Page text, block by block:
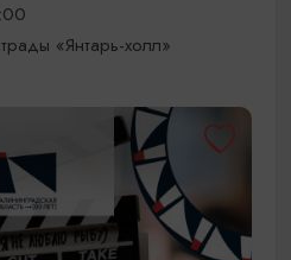
«Янтарь-холл»